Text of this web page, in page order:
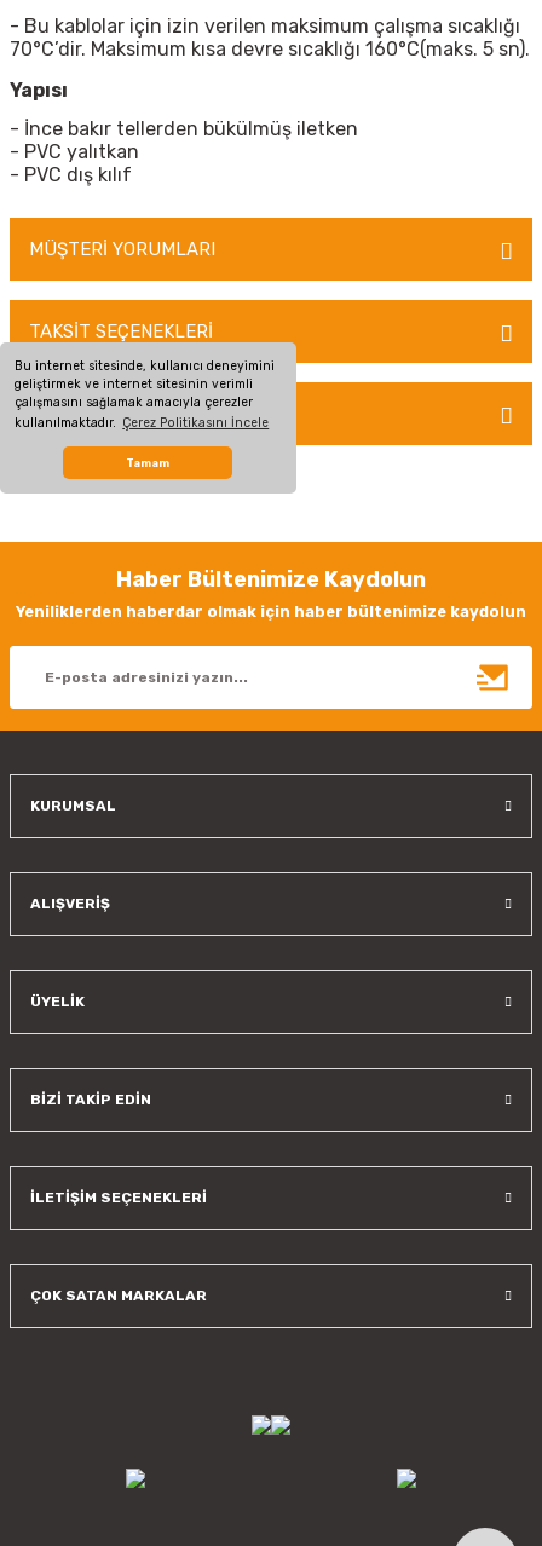
Bu internet sitesinde, kullanıcı deneyimini
geliştirmek ve internet sitesinin verimli
çalışmasını sağlamak amacıyla çerezler
kullanılmaktadır. Çerez Politikasını İncele
Tamam
- Bu kablolar için izin verilen maksimum çalışma sıcaklığı
70°C’dir. Maksimum kısa devre sıcaklığı 160°C(maks. 5 sn).
Yapısı
- İnce bakır tellerden bükülmüş iletken
- PVC yalıtkan
- PVC dış kılıf
MÜŞTERİ YORUMLARI
Bu ürüne ilk yorumu siz yapın!
Yorum Yaz
TAKSİT SEÇENEKLERİ
ÖNERİLERİNİZ
Bu ürünün fiyat bilgisi, resim, ürün açıklamalarında ve diğer konularda
yetersiz gördüğünüz noktaları öneri formunu kullanarak tarafımıza
Görüş ve önerileriniz için teşekkür ederiz.
Ürün resmi kalitesiz, bozuk veya görüntülenemiyor.
Ürün bilgilerinde hatalar bulunuyor.
Haber Bültenimize Kaydolun
Yeniliklerden haberdar olmak için haber bültenimize kaydolun
KURUMSAL
ALIŞVERİŞ
ÜYELİK
BİZİ TAKİP EDİN
İLETİŞİM SEÇENEKLERİ
ÇOK SATAN MARKALAR